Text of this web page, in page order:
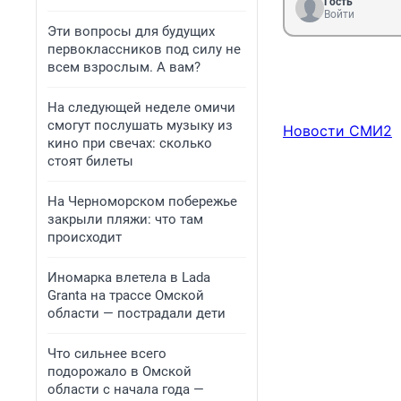
Эти вопросы для будущих
первоклассников под силу не
всем взрослым. А вам?
На следующей неделе омичи
смогут послушать музыку из
кино при свечах: сколько
стоят билеты
На Черноморском побережье
закрыли пляжи: что там
происходит
Иномарка влетела в Lada
Granta на трассе Омской
области — пострадали дети
Что сильнее всего
подорожало в Омской
области с начала года —
Войти
Новости СМИ2